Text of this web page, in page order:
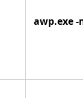
awp.exe -